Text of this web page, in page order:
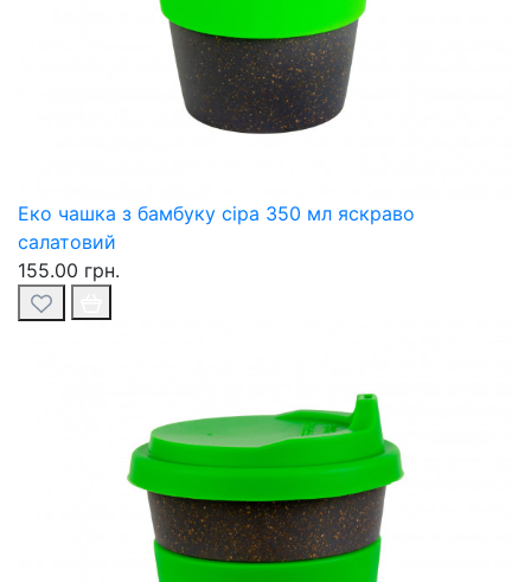
Еко чашка з бамбуку сіра 350 мл яскраво
салатовий
155.00 грн.